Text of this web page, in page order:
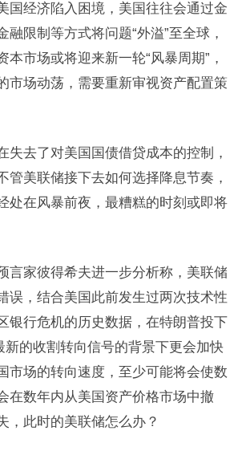
国经济陷入困境，美国往往会通过金
融限制等方式将问题“外溢”至全球，
本市场或将迎来新一轮“风暴周期”，
市场动荡，需要重新审视资产配置策
失去了对美国国债借贷成本的控制，
管美联储接下去如何选择降息节奏，
处在风暴前夜，最糟糕的时刻或即将
言家彼得希夫进一步分析称，美联储
误，结合美国此前发生过两次技术性
银行危机的历史数据，在特朗普投下
新的收割转向信号的背景下更会加快
市场的转向速度，至少可能将会使数
在数年内从美国资产价格市场中撤
，此时的美联储怎么办？